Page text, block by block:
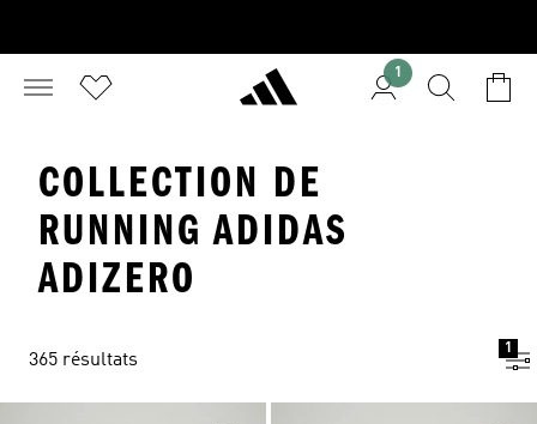
1
COLLECTION DE
RUNNING ADIDAS
ADIZERO
365 résultats
1